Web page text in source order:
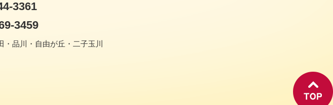
3361
3459
品川・自由が丘・二子玉川